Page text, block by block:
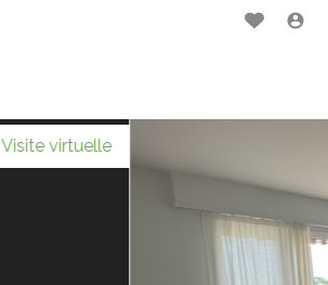
Visite virtuelle